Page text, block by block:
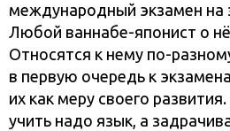
международный экзамен на
Любой ваннабе-японист о
Относятся к нему по-
в первую очередь к
их как меру своего
учить надо язык, а